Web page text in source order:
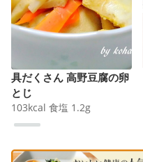
具だくさん 高野豆腐の卵
とじ
103kcal 食塩 1.2g